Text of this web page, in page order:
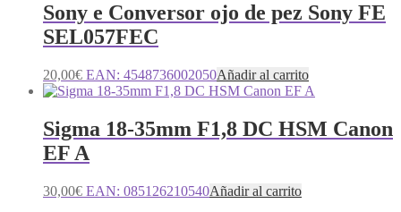
Sony e Conversor ojo de pez Sony FE
SEL057FEC
20,00€ EAN: 4548736002050Añadir al carrito
Sigma 18-35mm F1,8 DC HSM Canon
EF A
30,00€ EAN: 085126210540Añadir al carrito